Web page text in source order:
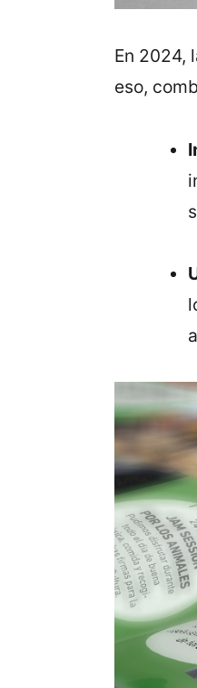
En 2024,
eso,